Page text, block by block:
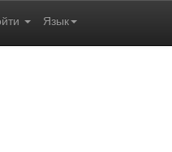
Язык